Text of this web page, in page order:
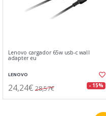
Lenovo cargador 65w usb-c wall
adapter eu
LENOVO
24,24€ 28,57€ - 15%